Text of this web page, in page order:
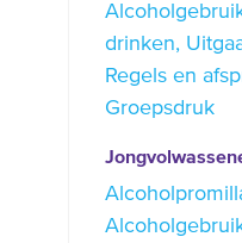
drinken
Regels en
Groepsdruk